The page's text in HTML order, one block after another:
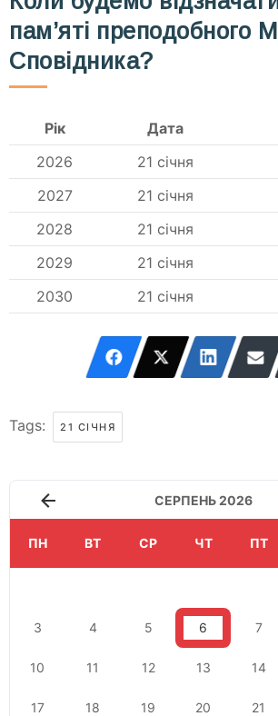
пам’яті преподобного
Сповідника?
Рік Дата
2026
21 січня
2027
21 січня
2028
21 січня
2029
21 січня
2030
21 січня
Tags: 21 СІЧНЯ
СЕРПЕНЬ 2026
ПН ВТ СР ЧТ ПТ
3 4 5 6 7
10 11 12 13 14
17 18 19 20 21